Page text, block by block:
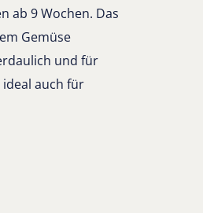
ab 9 Wochen. Das
Gemüse
und für
auch für